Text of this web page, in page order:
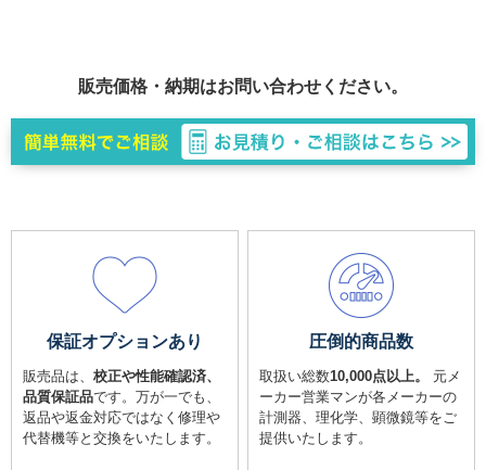
販売価格・納期はお問い合わせください。
保証オプションあり
販売品は、 校正や性能確認済、
品質保証品です。万が一でも、
返品や返金対応ではなく修理や
代替機等と交換をいたします。
圧倒的商品数
取扱い総数10,000点以上。
元メ
ーカー営業マンが各メーカーの
計測器、理化学、顕微鏡等をご
提供いたします。